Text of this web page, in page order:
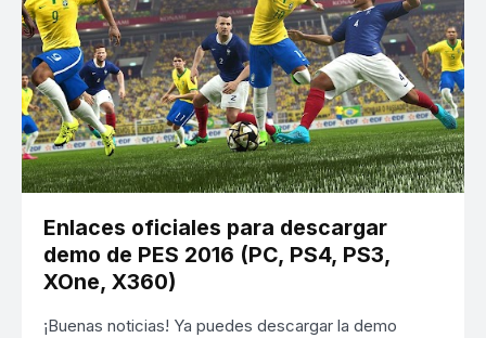
Enlaces oficiales para descargar
demo de PES 2016 (PC, PS4, PS3,
XOne, X360)
¡Buenas noticias! Ya puedes descargar la demo